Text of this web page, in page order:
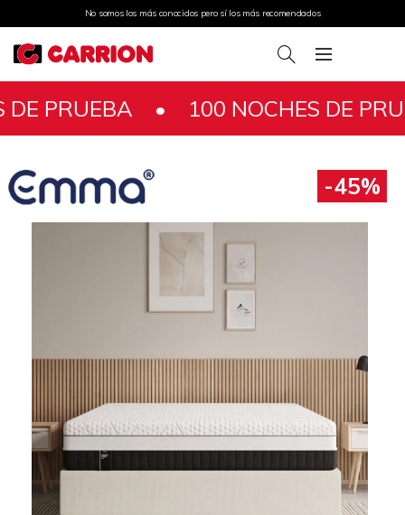
No somos los más conocidos pero sí los más recomendados
•100 NOCHES DE PRUEBA •
-45%